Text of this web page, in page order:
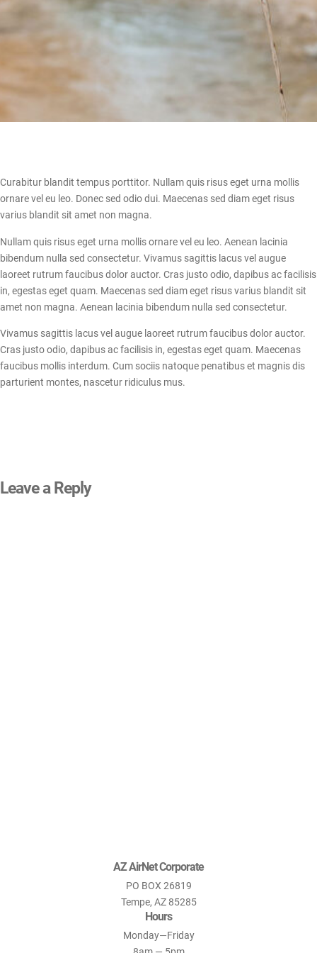
Curabitur blandit tempus porttitor. Nullam quis risus eget urna mollis
ornare vel eu leo. Donec sed odio dui. Maecenas sed diam eget risus
varius blandit sit amet non magna.
Nullam quis risus eget urna mollis ornare vel eu leo. Aenean lacinia
bibendum nulla sed consectetur. Vivamus sagittis lacus vel augue
laoreet rutrum faucibus dolor auctor. Cras justo odio, dapibus ac facilisis
in, egestas eget quam. Maecenas sed diam eget risus varius blandit sit
amet non magna. Aenean lacinia bibendum nulla sed consectetur.
Vivamus sagittis lacus vel augue laoreet rutrum faucibus dolor auctor.
Cras justo odio, dapibus ac facilisis in, egestas eget quam. Maecenas
faucibus mollis interdum. Cum sociis natoque penatibus et magnis dis
parturient montes, nascetur ridiculus mus.
Leave a Reply
AZ AirNet Corporate
PO BOX 26819
Tempe, AZ 85285
Hours
Monday—Friday